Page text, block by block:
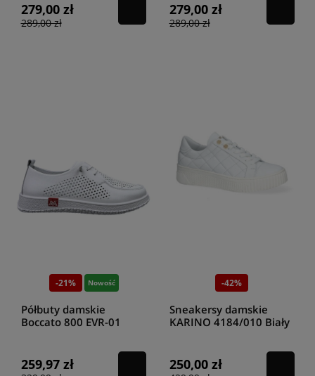
279,00 zł
289,00 zł
279,00 zł
289,00 zł
-21% Nowość
Półbuty damskie
Boccato 800 EVR-01
259,97 zł
-42%
Sneakersy damskie
KARINO 4184/010 Biały
250,00 zł